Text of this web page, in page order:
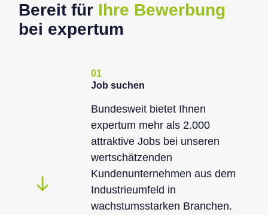
Bereit für Ihre Bewerbung
bei expertum
01
Job suchen
Bundesweit bietet Ihnen
expertum mehr als 2.000
attraktive Jobs bei unseren
wertschätzenden
Kundenunternehmen aus dem
Industrieumfeld in
wachstumsstarken Branchen.